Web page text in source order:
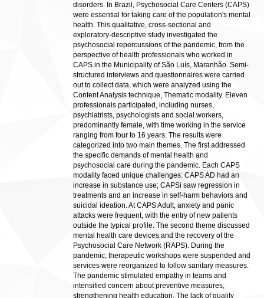
disorders. In Brazil, Psychosocial Care Centers (CAPS)
were essential for taking care of the population's mental
health. This qualitative, cross-sectional and
exploratory-descriptive study investigated the
psychosocial repercussions of the pandemic, from the
perspective of health professionals who worked in
CAPS in the Municipality of São Luís, Maranhão. Semi-
structured interviews and questionnaires were carried
out to collect data, which were analyzed using the
Content Analysis technique, Thematic modality. Eleven
professionals participated, including nurses,
psychiatrists, psychologists and social workers,
predominantly female, with time working in the service
ranging from four to 16 years. The results were
categorized into two main themes. The first addressed
the specific demands of mental health and
psychosocial care during the pandemic. Each CAPS
modality faced unique challenges: CAPS AD had an
increase in substance use; CAPSi saw regression in
treatments and an increase in self-harm behaviors and
suicidal ideation. At CAPS Adult, anxiety and panic
attacks were frequent, with the entry of new patients
outside the typical profile. The second theme discussed
mental health care devices and the recovery of the
Psychosocial Care Network (RAPS). During the
pandemic, therapeutic workshops were suspended and
services were reorganized to follow sanitary measures.
The pandemic stimulated empathy in teams and
intensified concern about preventive measures,
strengthening health education. The lack of quality